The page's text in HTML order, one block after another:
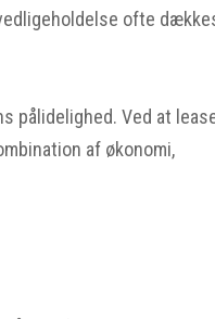
ofte
pålidelighed. Ved at
af økonomi,